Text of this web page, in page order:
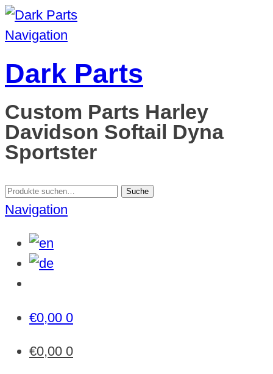
Navigation
Dark Parts
Custom Parts Harley
Davidson Softail Dyna
Sportster
Suche
nach:
Suche
Navigation
€0,00 0
€0,00 0